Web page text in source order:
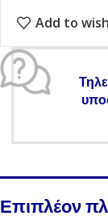
Add to
Επιπλέον